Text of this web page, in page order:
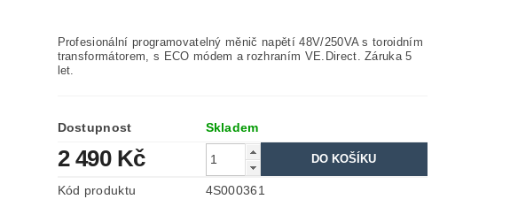
Profesionální programovatelný měnič napětí 48V/250VA s toroidním
transformátorem, s ECO módem a rozhraním VE.Direct. Záruka 5
let.
Dostupnost Skladem
2 490 Kč
Kód produktu
4S000361